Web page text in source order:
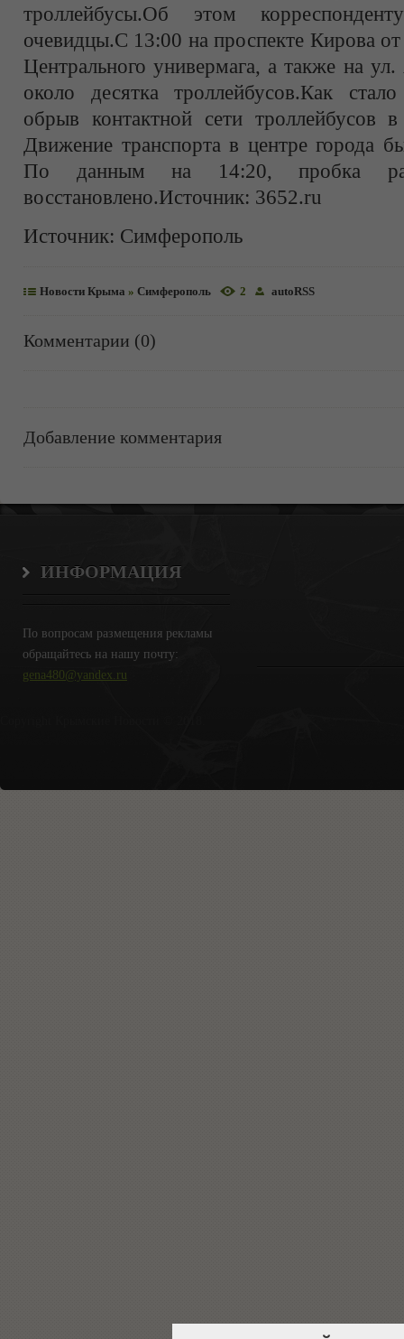
троллейбусы.Об этом
очевидцы.С 13:00 на проспекте Кирова
Центрального универмага, а также на
около десятка троллейбусов.Как
обрыв контактной сети троллейбусов
Движение транспорта в центре города
По данным на 14:20, пробка
восстановлено.Источник: 3652.ru
Источник: Симферополь
Новости Крыма » Симферополь 2 autoRSS
Комментарии (0)
Добавление комментария
ИНФОРМАЦИЯ
По вопросам размещения рекламы
обращайтесь на нашу почту:
gena480@yandex.ru